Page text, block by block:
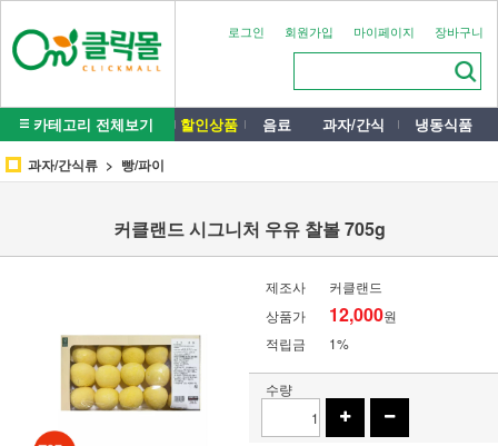
로그인 회원가입 마이페이지 장바구니
카테고리 전체보기 할인상품 음료 과자/간식 냉동식품
과자/간식류 빵/파이
커클랜드 시그니처 우유 찰볼 705g
제조사
커클랜드
상품가
12,000원
적립금
1%
수량